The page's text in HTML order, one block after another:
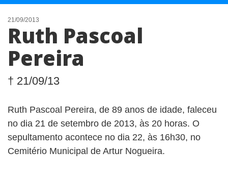
NOTÍCIAS
LISTA DIGITAL
CONTATO
ANUNCIE
21/09/2013
Ruth Pascoal
Pereira
† 21/09/13
Ruth Pascoal Pereira, de 89 anos de idade, faleceu
no dia 21 de setembro de 2013, às 20 horas. O
sepultamento acontece no dia 22, às 16h30, no
Cemitério Municipal de Artur Nogueira.